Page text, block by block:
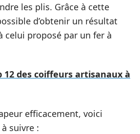
les plis. Grâce à cette
d’obtenir un résultat
celui proposé par un fer à
12 des coiffeurs artisanaux à
efficacement, voici
suivre :